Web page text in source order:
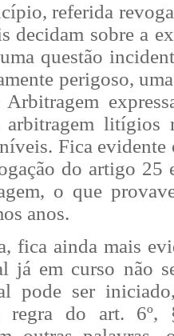
referida
decidam sobre a
questão
perigoso,
arbitragem litígios
Fica
do artigo
o que
anos.
fica ainda mais
já em curso não
pode ser
regra do art.